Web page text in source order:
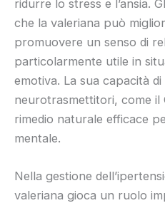
ridurre lo stress e l’ansia.
che la valeriana può
promuovere un senso di
particolarmente utile in
emotiva. La sua capacità
neurotrasmettitori, come il
rimedio naturale efficace
mentale.
Nella gestione
valeriana gioca un ruolo